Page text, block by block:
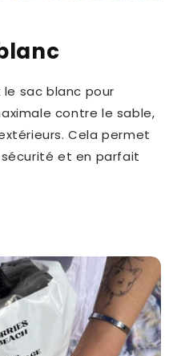
sac blanc pour
contre le sable,
Cela permet
et en parfait